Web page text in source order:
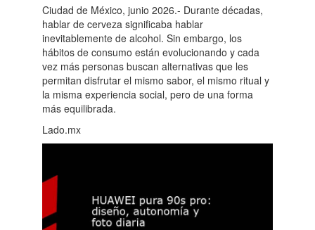
Ciudad de México, junio 2026.- Durante décadas,
hablar de cerveza significaba hablar
inevitablemente de alcohol. Sin embargo, los
hábitos de consumo están evolucionando y cada
vez más personas buscan alternativas que les
permitan disfrutar el mismo sabor, el mismo ritual y
la misma experiencia social, pero de una forma
más equilibrada.
Lado.mx